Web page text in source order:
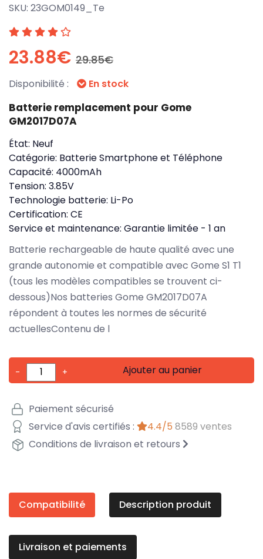
SKU: 23GOM0149_Te
23.88€ 29.85€
Disponibilité : En stock
Batterie remplacement pour Gome
GM2017D07A
État: Neuf
Catégorie: Batterie Smartphone et Téléphone
Capacité: 4000mAh
Tension: 3.85V
Technologie batterie: Li-Po
Certification: CE
Service et maintenance: Garantie limitée - 1 an
Batterie rechargeable de haute qualité avec une
grande autonomie et compatible avec Gome S1 T1
(tous les modèles compatibles se trouvent ci-
dessous)Nos batteries Gome GM2017D07A
répondent à toutes les normes de sécurité
actuellesContenu de l
- + Ajouter au panier
Paiement sécurisé
Service d'avis certifiés :
4.4/5 8589 ventes
Conditions de livraison et retours
Compatibilité Description produit
Livraison et paiements